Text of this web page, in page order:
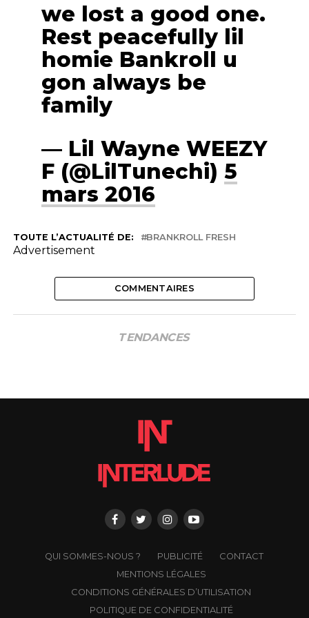
we lost a good one.
Rest peacefully lil
homie Bankroll u
gon always be
family
— Lil Wayne WEEZY
F (@LilTunechi) 5
mars 2016
TOUTE L’ACTUALITÉ DE: BRANKROLL FRESH
Advertisement
COMMENTAIRES
TENDANCES
QUI SOMMES-NOUS ? PUBLICITÉ
CONTACT
MENTIONS LÉGALES
CONDITIONS GÉNÉRALES D’UTILISATION
POLITIQUE DE CONFIDENTIALITÉ